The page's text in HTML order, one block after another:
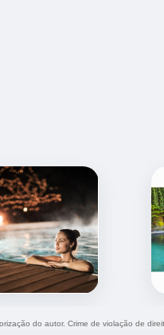
do autor. Crime de violação de